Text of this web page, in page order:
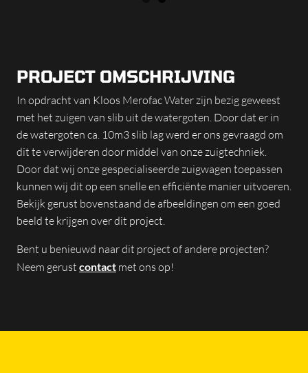
PROJECT OMSCHRIJVING
In opdracht van Kloos Merofac Water zijn bezig geweest
met het zuigen van slib uit de watergoten. Door dat er in
de watergoten ca. 10m3 slib lag werd er ons gevraagd om
dit te verwijderen door middel van onze zuigtechniek.
Door dat wij onze gespecialiseerde zuigwagen toepassen
kunnen wij dit op een snelle en efficiënte manier uitvoeren.
Bekijk gerust bovenstaand de afbeeldingen om een goed
beeld te krijgen over dit project.
Bent u benieuwd naar dit project of andere projecten?
Neem gerust contact met ons op!